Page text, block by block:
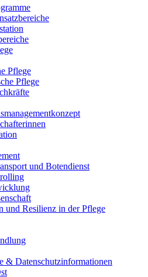
Pflege
Pflege
und Botendienst
und Resilienz in der Pflege
& Datenschutzinformationen